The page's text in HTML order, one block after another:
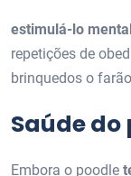
estimulá-lo
repetições de
brinquedos o
Saúde do
Embora o poodle